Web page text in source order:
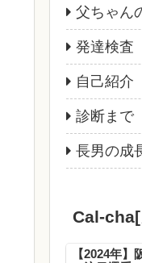
父ちゃん
発達検査
自己紹介
診断まで
長男の成
Cal-
【2024年】